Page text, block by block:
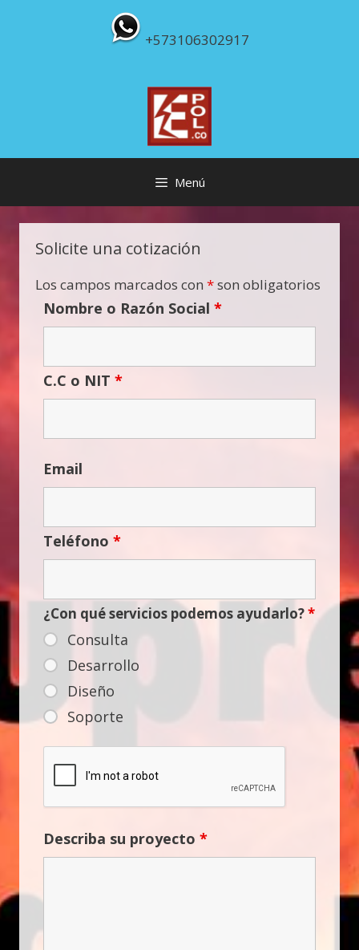
+573106302917
Menú
Solicite una cotización
Los campos marcados con *son obligatorios
Nombre o Razón Social *
C.C o NIT *
Email
Teléfono *
¿Con qué servicios podemos ayudarlo?*
Consulta
Desarrollo
Diseño
Soporte
Describa su proyecto *